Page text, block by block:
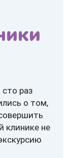
раз
о том,
клинике не